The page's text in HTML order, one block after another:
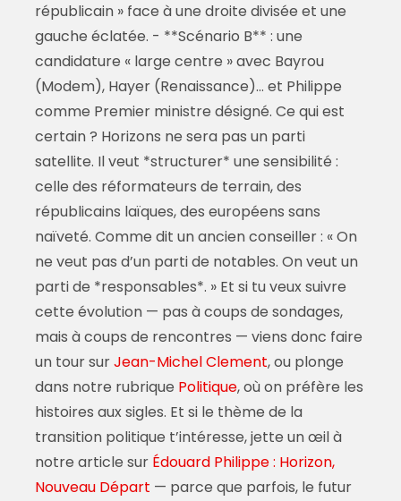
républicain » face à une droite divisée et une
gauche éclatée. - **Scénario B** : une
candidature « large centre » avec Bayrou
(Modem), Hayer (Renaissance)… et Philippe
comme Premier ministre désigné. Ce qui est
certain ? Horizons ne sera pas un parti
satellite. Il veut *structurer* une sensibilité :
celle des réformateurs de terrain, des
républicains laïques, des européens sans
naïveté. Comme dit un ancien conseiller : « On
ne veut pas d’un parti de notables. On veut un
parti de *responsables*. » Et si tu veux suivre
cette évolution — pas à coups de sondages,
mais à coups de rencontres — viens donc faire
un tour surJean-Michel Clement, ou plonge
dans notre rubrique Politique, où on préfère les
histoires aux sigles. Et si le thème de la
transition politique t’intéresse, jette un œil à
notre article sur Édouard Philippe : Horizon,
Nouveau Départ — parce que parfois, le futur